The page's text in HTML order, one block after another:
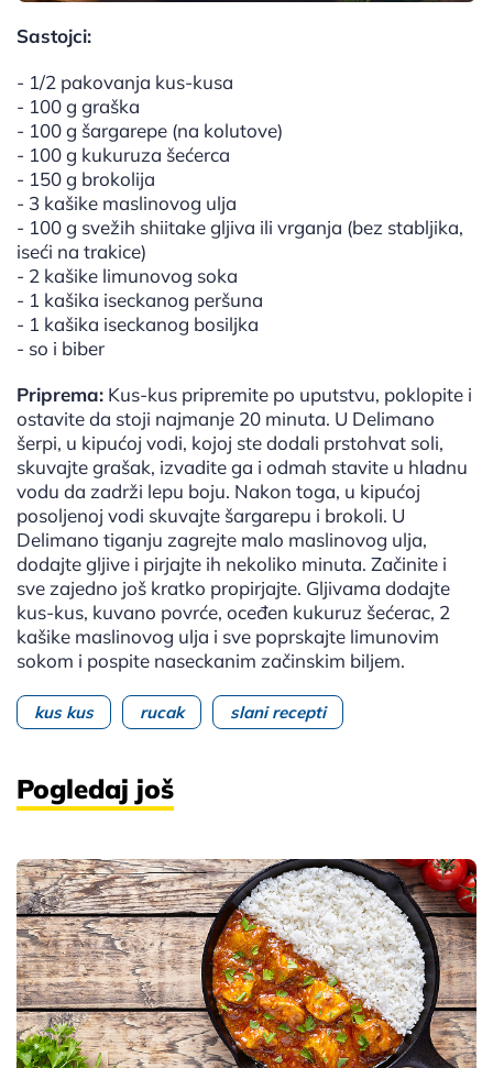
Sastojci:
- 1/2 pakovanja kus-kusa
- 100 g graška
- 100 g šargarepe (na kolutove)
- 100 g kukuruza šećerca
- 150 g brokolija
- 3 kašike maslinovog ulja
- 100 g svežih shiitake gljiva ili vrganja (bez stabljika,
iseći na trakice)
- 2 kašike limunovog soka
- 1 kašika iseckanog peršuna
- 1 kašika iseckanog bosiljka
- so i biber
Priprema: Kus-kus pripremite po uputstvu, poklopite i
ostavite da stoji najmanje 20 minuta. U Delimano
šerpi, u kipućoj vodi, kojoj ste dodali prstohvat soli,
skuvajte grašak, izvadite ga i odmah stavite u hladnu
vodu da zadrži lepu boju. Nakon toga, u kipućoj
posoljenoj vodi skuvajte šargarepu i brokoli. U
Delimano tiganju zagrejte malo maslinovog ulja,
dodajte gljive i pirjajte ih nekoliko minuta. Začinite i
sve zajedno još kratko propirjajte. Gljivama dodajte
kus-kus, kuvano povrće, oceđen kukuruz šećerac, 2
kašike maslinovog ulja i sve poprskajte limunovim
sokom i pospite naseckanim začinskim biljem.
kus kus rucak slani recepti
Pogledaj još